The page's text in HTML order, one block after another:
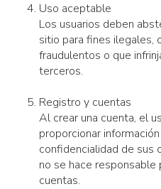
Uso aceptable
Los usuarios deben
sitio para fines ilegales,
fraudulentos o que
terceros.
Registro y cuentas
Al crear una cuenta, el
proporcionar
confidencialidad de sus
no se hace
cuentas.